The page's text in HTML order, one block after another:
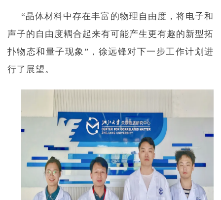
“晶体材料中存在丰富的物理自由度，将电子和
声子的自由度耦合起来有可能产生更有趣的新型拓
扑物态和量子现象” ，徐远锋对下一步工作计划进
行了展望。